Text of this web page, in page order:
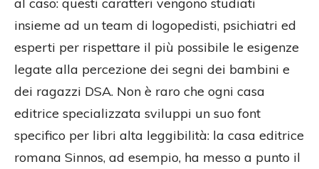
insieme ad un team di logopedisti, psichiatri ed
esperti per rispettare il più possibile le esigenze
legate alla percezione dei segni dei bambini e
dei ragazzi DSA. Non è raro che ogni casa
editrice specializzata sviluppi un suo font
specifico per libri alta leggibilità: la casa editrice
romana Sinnos, ad esempio, ha messo a punto il